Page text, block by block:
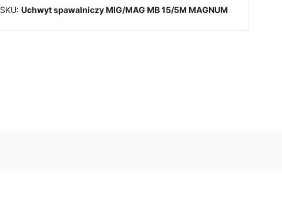
SKU: Uchwyt spawalniczy MIG/MAG MB 15/5M MAGNUM